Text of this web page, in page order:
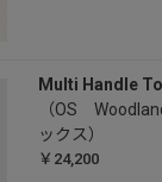
Multi Handle
（OS
ックス）
￥24,200